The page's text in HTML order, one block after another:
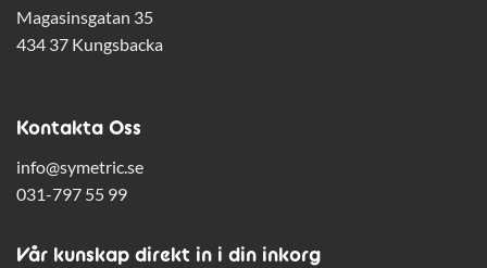
Magasinsgatan 35
434 37 Kungsbacka
Kontakta Oss
info@symetric.se
031-797 55 99
Vår kunskap direkt in i din inkorg